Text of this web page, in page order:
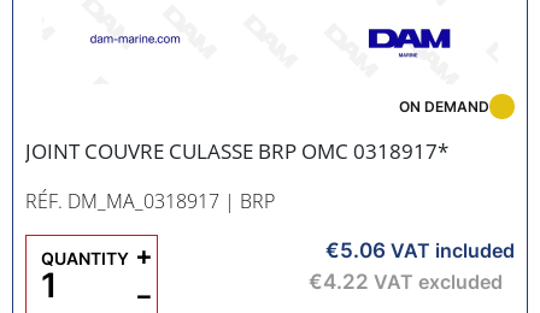
JOINT COUVRE CULASSE BRP OMC 0318917*
RÉF. DM_MA_0318917 | BRP
ON DEMAND
€5.06 VAT included
€4.22 VAT excluded
QUANTITY
−
+